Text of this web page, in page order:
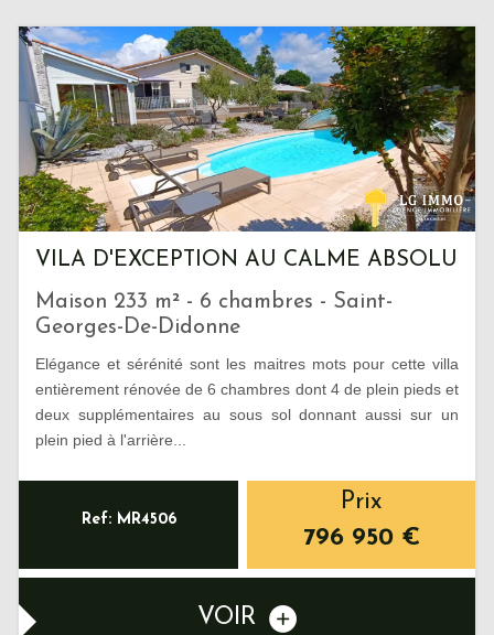
VILA D'EXCEPTION AU CALME ABSOLU
Maison 233 m² - 6 chambres - Saint-
Georges-De-Didonne
Elégance et sérénité sont les maitres mots pour cette villa
entièrement rénovée de 6 chambres dont 4 de plein pieds et
deux supplémentaires au sous sol donnant aussi sur un
plein pied à l'arrière...
Ref: MR4506
Prix
796 950 €
VOIR